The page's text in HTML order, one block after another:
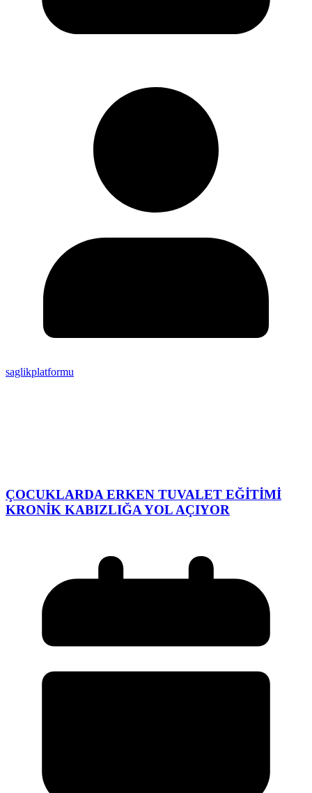
saglikplatformu
ÇOCUKLARDA ERKEN TUVALET EĞİTİMİ
KRONİK KABIZLIĞA YOL AÇIYOR